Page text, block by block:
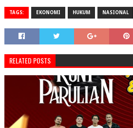
TAGS: EKONOMI HUKUM NASIONAL
RELATED POSTS